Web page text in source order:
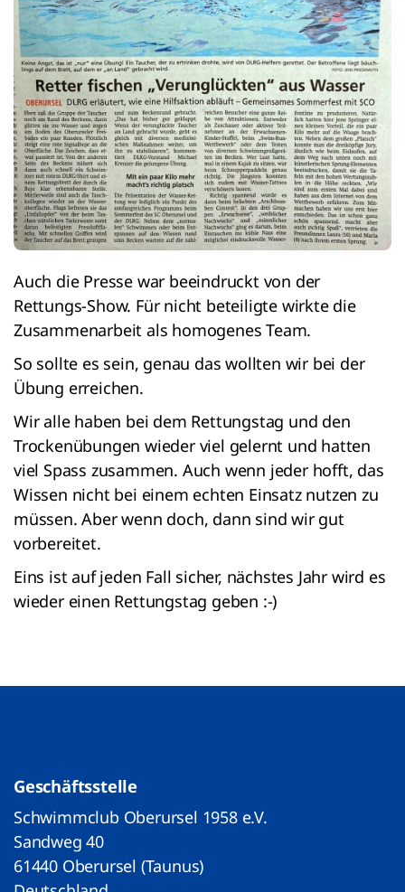
Auch die Presse war beeindruckt von der
Rettungs-Show. Für nicht beteiligte wirkte die
Zusammenarbeit als homogenes Team.
So sollte es sein, genau das wollten wir bei der
Übung erreichen.
Wir alle haben bei dem Rettungstag und den
Trockenübungen wieder viel gelernt und hatten
viel Spass zusammen. Auch wenn jeder hofft, das
Wissen nicht bei einem echten Einsatz nutzen zu
müssen. Aber wenn doch, dann sind wir gut
vorbereitet.
Eins ist auf jeden Fall sicher, nächstes Jahr wird es
wieder einen Rettungstag geben :-)
Geschäftsstelle
Schwimmclub Oberursel 1958 e.V.
Sandweg 40
61440 Oberursel (Taunus)